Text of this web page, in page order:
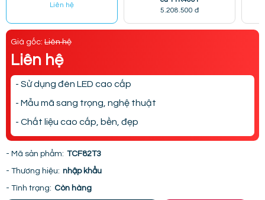
Liên hệ
5.208.500 đ
Giá gốc: Liên hệ
Liên hệ
- Sử dụng đèn LED cao cấp
- Mẫu mã sang trọng, nghệ thuật
- Chất liệu cao cấp, bền, đẹp
- Mã sản phẩm: TCF82T3
- Thương hiệu: nhập khẩu
- Tình trạng: Còn hàng